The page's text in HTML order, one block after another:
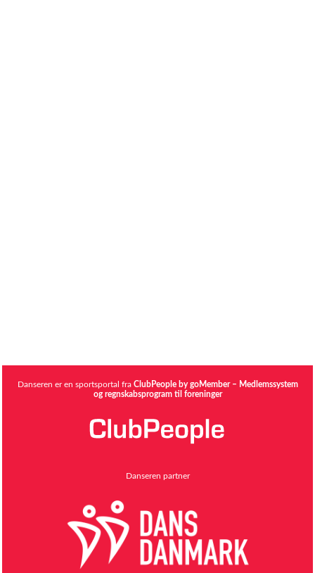
Danseren er en sportsportal fra ClubPeople by goMember – Medlemssystem
og regnskabsprogram til foreninger
Danseren partner